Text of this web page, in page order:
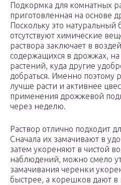
Подкормка для комнатных
приготовленная на основе
Поскольку это натуральный
отсутствуют химические
раствора заключает в
содержащихся в дрожжах,
растений, куда другие
добраться. Именно поэтому
лучше расти и активнее
применения дрожжевой
через неделю.
Раствор отлично подходит
Сначала их замачивают в
затем укореняют в чистой
наблюдений, можно смело
замачивания черенки
быстрее, а корешков дают в